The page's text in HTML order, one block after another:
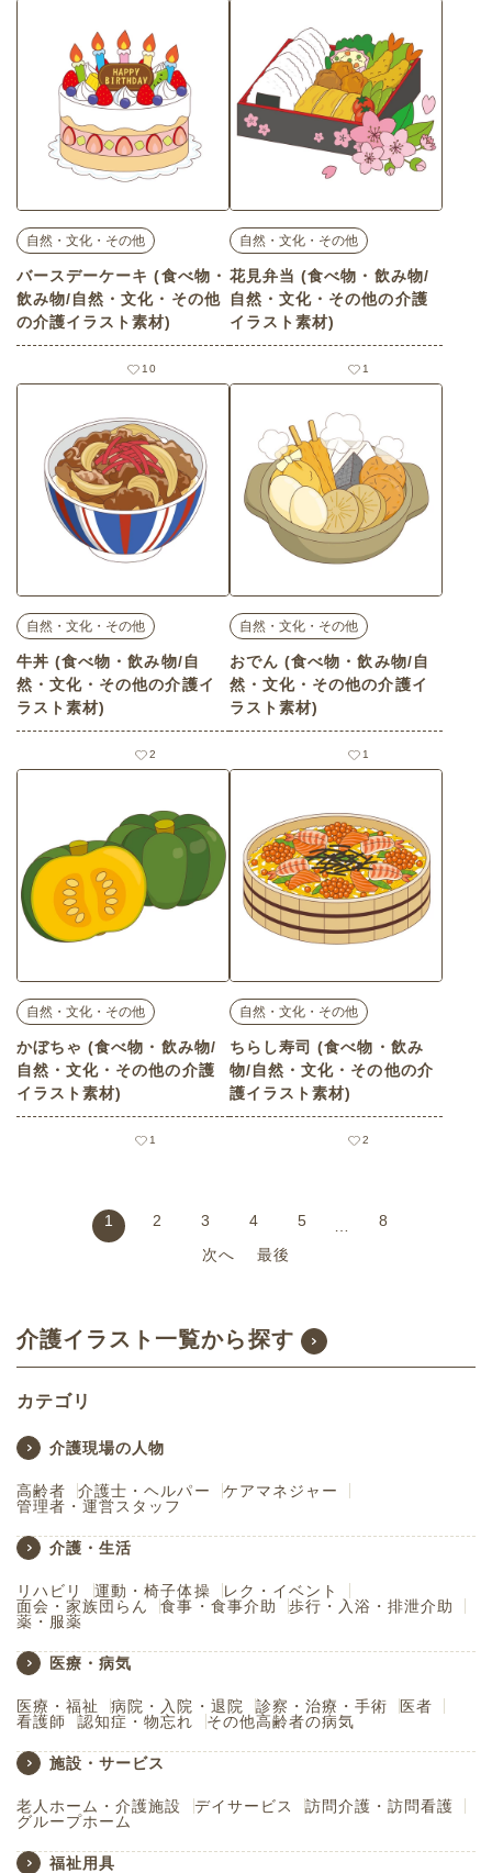
自然・文化・その他
バースデーケーキ (食べ物・
飲み物/自然・文化・その他
の介護イラスト素材)
10
自然・文化・その他
花見弁当 (食べ物・飲み物/
自然・文化・その他の介護
イラスト素材)
1
自然・文化・その他
牛丼 (食べ物・飲み物/自
然・文化・その他の介護イ
ラスト素材)
2
自然・文化・その他
おでん (食べ物・飲み物/自
然・文化・その他の介護イ
ラスト素材)
1
自然・文化・その他
かぼちゃ (食べ物・飲み物/
自然・文化・その他の介護
イラスト素材)
1
自然・文化・その他
ちらし寿司 (食べ物・飲み
物/自然・文化・その他の介
護イラスト素材)
2
1 2 3 4 5
8
次へ
最後
介護イラスト一覧から探す
カテゴリ
介護現場の人物
高齢者 介護士・ヘルパー
ケアマネジャー
管理者・運営スタッフ
介護・生活
リハビリ 運動・椅子体操
レク・イベント
面会・家族団らん
食事・食事介助
歩行・入浴・排泄介助
薬・服薬
医療・病気
医療・福祉 病院・入院・退院 診察・治療・手術
医者
看護師
認知症・物忘れ その他高齢者の病気
施設・サービス
老人ホーム・介護施設 デイサービス
訪問介護・訪問看護
グループホーム
福祉用具